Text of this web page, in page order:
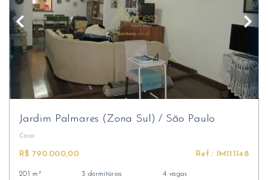
Jardim Palmares (Zona Sul)/ São Paulo
Casa
R$ 790.000,00 Ref.: IM111148
201 m² 3 dormitórios 4 vagas